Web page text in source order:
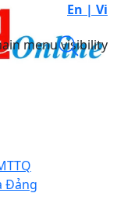
En | Vi
menu visibility
Đảng